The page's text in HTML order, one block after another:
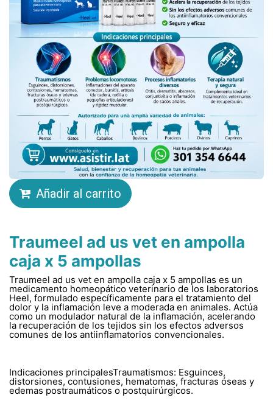
Añadir al carrito
Traumeel ad us vet en ampolla
caja x 5 ampollas
Traumeel ad us vet en ampolla caja x 5 ampollas es un
medicamento homeopático veterinario de los laboratorios
Heel, formulado específicamente para el tratamiento del
dolor y la inflamación leve a moderada en animales. Actúa
como un modulador natural de la inflamación, acelerando
la recuperación de los tejidos sin los efectos adversos
comunes de los antiinflamatorios convencionales.
Indicaciones principalesTraumatismos: Esguinces,
distorsiones, contusiones, hematomas, fracturas óseas y
edemas postraumáticos o postquirúrgicos.